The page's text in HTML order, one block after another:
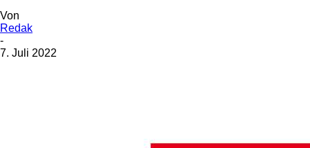
Von
Redak
-
7. Juli 2022